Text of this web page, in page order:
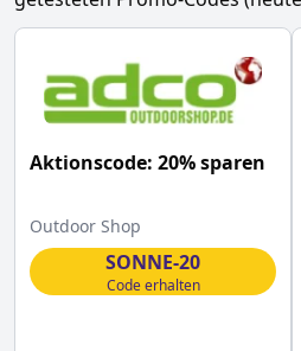
Aktionscode: 20% sparen
Outdoor Shop
SONNE-20
Code erhalten